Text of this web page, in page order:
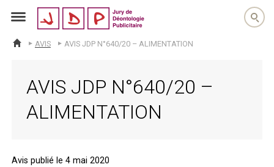
jdp
ACCUEIL
AVIS AVIS JDP N°640/20 – ALIMENTATION
AVIS JDP N°640/20 –
ALIMENTATION
Avis publié le 4 mai 2020